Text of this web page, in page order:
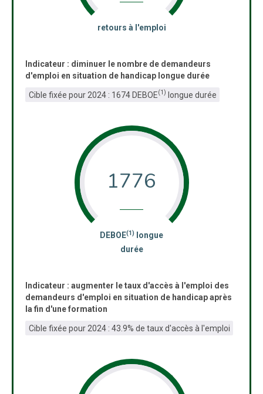
:retours à l'emploi
Indicateur : diminuer le nombre de demandeurs
d'emploi en situation de handicap longue durée
Cible fixée pour 2024 : 1674 DEBOE(1) longue durée
1776
:DEBOE(1)
longue
durée
Indicateur : augmenter le taux d'accès à l'emploi des
demandeurs d'emploi en situation de handicap après
la fin d'une formation
Cible fixée pour 2024 : 43.9% de taux d'accès à l'emploi